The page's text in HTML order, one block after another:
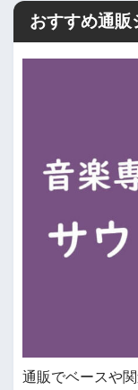
おすすめ通販
通販でベースや